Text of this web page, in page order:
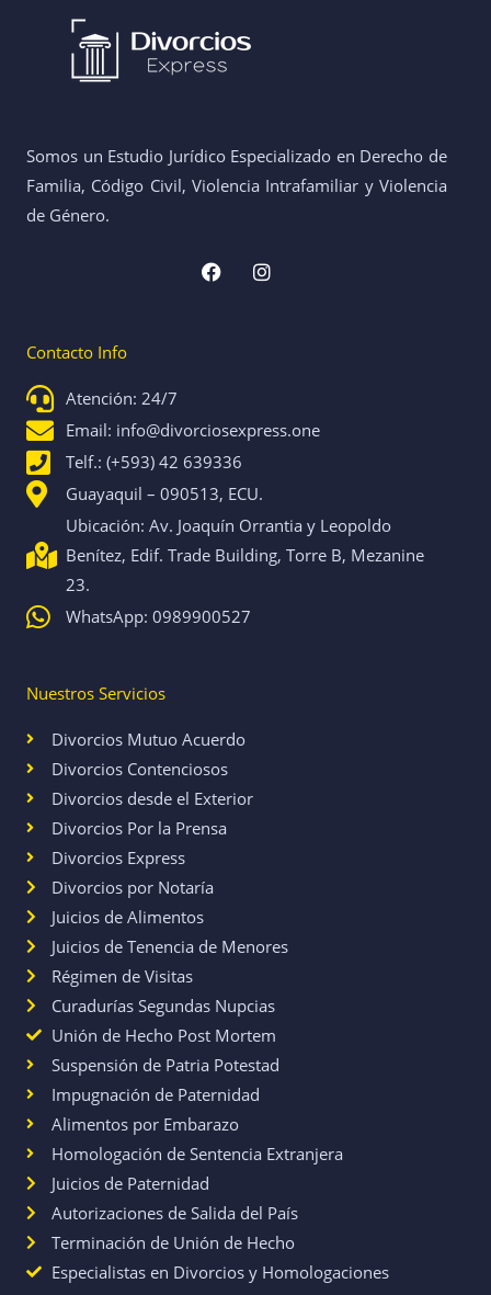
Somos un Estudio Jurídico Especializado en Derecho de
Familia, Código Civil, Violencia Intrafamiliar y Violencia
de Género.
F
a
I
n
Contacto Info
Atención: 24/7
Email: info@divorciosexpress.one
Telf.: (+593) 42 639336
Guayaquil – 090513, ECU.
Ubicación: Av. Joaquín Orrantia y Leopoldo
Benítez, Edif. Trade Building, Torre B, Mezanine
23.
WhatsApp: 0989900527
Nuestros Servicios
Divorcios Mutuo Acuerdo
Divorcios Contenciosos
Divorcios desde el Exterior
Divorcios Por la Prensa
Divorcios Express
Divorcios por Notaría
Juicios de Alimentos
Juicios de Tenencia de Menores
Régimen de Visitas
Curadurías Segundas Nupcias
Unión de Hecho Post Mortem
Suspensión de Patria Potestad
Impugnación de Paternidad
Alimentos por Embarazo
Homologación de Sentencia Extranjera
Juicios de Paternidad
Autorizaciones de Salida del País
Terminación de Unión de Hecho
Especialistas en Divorcios y Homologaciones